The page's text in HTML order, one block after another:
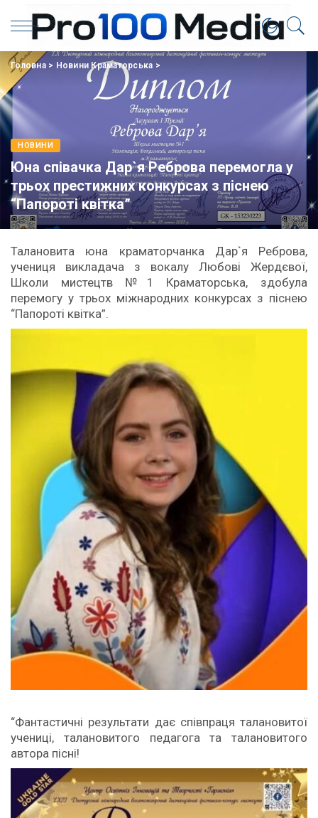
Головна> Новини Краматорська >
НОВИНИ
Юна співачка Дар`я Реброва перемогла у
трьох престижних конкурсах з піснею
“Папороті квітка”
Талановита юна краматорчанка Дар`я Реброва,
учениця викладача з вокалу Любові Жердєвої,
Школи мистецтв №1 Краматорська, здобула
перемогу у трьох міжнародних конкурсах з піснею
“Папороті квітка”.
“Фантастичні результати дає співпраця талановитої
учениці, талановитого педагога та талановитого
автора пісні!